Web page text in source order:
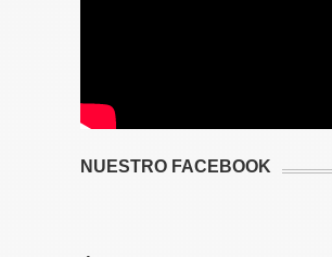
NUESTRO FACEBOOK